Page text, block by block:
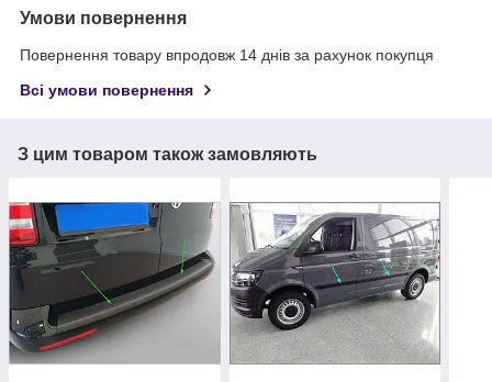
Умови повернення
Повернення товару впродовж 14 днів за рахунок покупця
Всі умови повернення
З цим товаром також замовляють